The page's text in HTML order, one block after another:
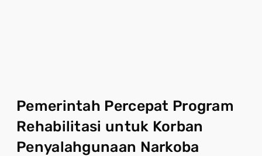
Pemerintah Percepat Program
Rehabilitasi untuk Korban
Penyalahgunaan Narkoba